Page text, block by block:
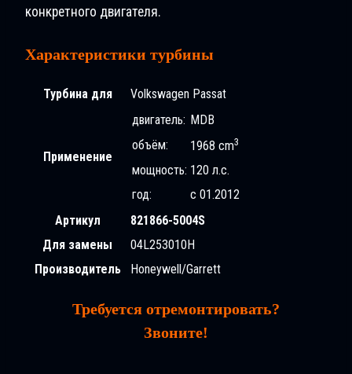
конкретного двигателя.
Характеристики турбины
Турбина для Volkswagen Passat
Применение
двигатель: MDB
объём:
1968 cm3
мощность: 120 л.с.
год:
с 01.2012
Артикул
821866-5004S
Для замены
04L253010H
Производитель
Honeywell/Garrett
Требуется отремонтировать?
Звоните!